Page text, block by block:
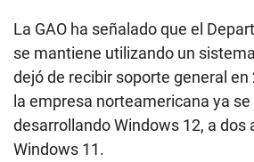
La GAO ha señalado que el
se mantiene utilizando un
dejó de recibir soporte general en
la empresa norteamericana ya
desarrollando Windows 12, a dos
Windows 11.